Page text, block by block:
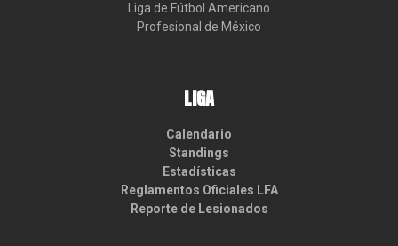
Liga de Fútbol Americano
Profesional de México
LIGA
Calendario
Standings
Estadísticas
Reglamentos Oficiales LFA
Reporte de Lesionados